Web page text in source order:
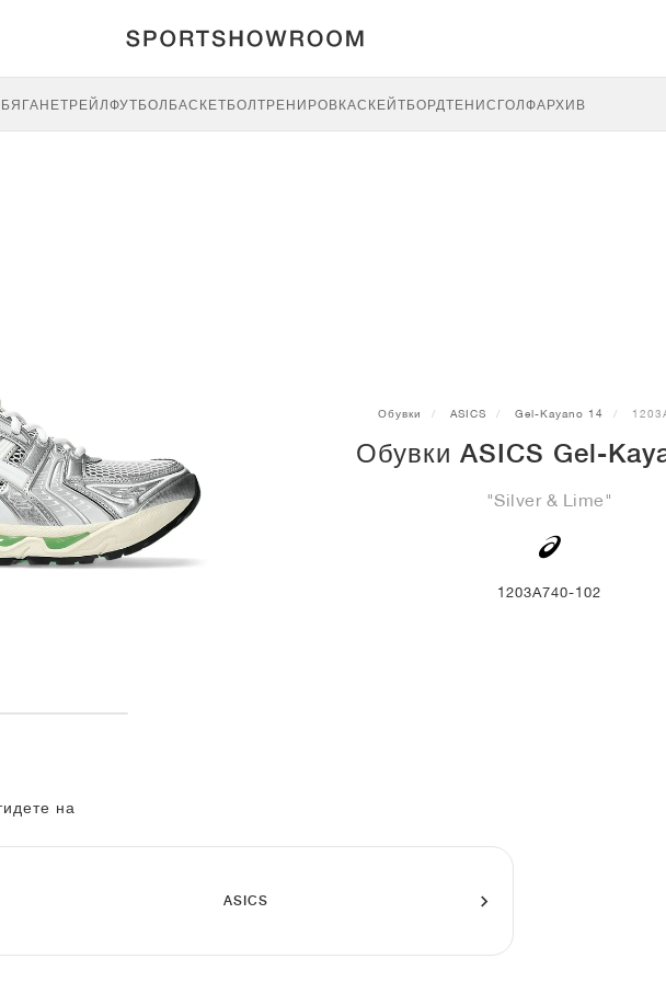
БЯГАНЕТРЕЙЛФУТБОЛ БАСКЕТБОЛТРЕНИРОВКАСКЕЙТБОРДТЕНИС ГОЛФАРХИВ
Обувки ASICS Gel-Kayano 14
Обувки ASICS Gel-
"Silver & Lime"
1203A740-102
на
ASICS